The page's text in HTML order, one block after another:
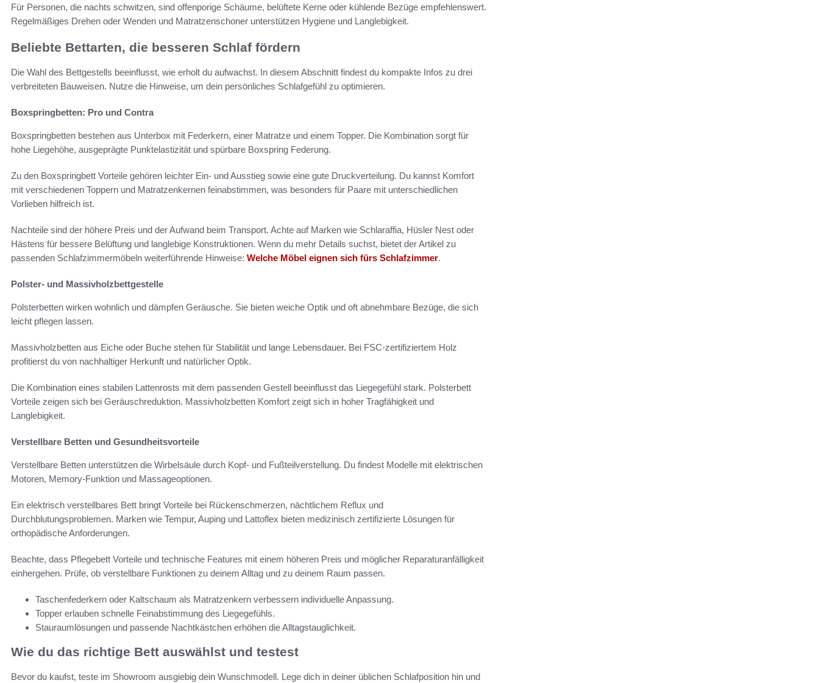
Für Personen, die nachts schwitzen, sind offenporige Schäume, belüftete Kerne oder kühlende Bezüge empfehlenswert.
Regelmäßiges Drehen oder Wenden und Matratzenschoner unterstützen Hygiene und Langlebigkeit.
Beliebte Bettarten, die besseren Schlaf fördern
Die Wahl des Bettgestells beeinflusst, wie erholt du aufwachst. In diesem Abschnitt findest du kompakte Infos zu drei
verbreiteten Bauweisen. Nutze die Hinweise, um dein persönliches Schlafgefühl zu optimieren.
Boxspringbetten: Pro und Contra
Boxspringbetten bestehen aus Unterbox mit Federkern, einer Matratze und einem Topper. Die Kombination sorgt für
hohe Liegehöhe, ausgeprägte Punktelastizität und spürbare Boxspring Federung.
Zu den Boxspringbett Vorteile gehören leichter Ein- und Ausstieg sowie eine gute Druckverteilung. Du kannst Komfort
mit verschiedenen Toppern und Matratzenkernen feinabstimmen, was besonders für Paare mit unterschiedlichen
Vorlieben hilfreich ist.
Nachteile sind der höhere Preis und der Aufwand beim Transport. Achte auf Marken wie Schlaraffia, Hüsler Nest oder
Hästens für bessere Belüftung und langlebige Konstruktionen. Wenn du mehr Details suchst, bietet der Artikel zu
passenden Schlafzimmermöbeln weiterführende Hinweise: Welche Möbel eignen sich fürs Schlafzimmer.
Polster- und Massivholzbettgestelle
Polsterbetten wirken wohnlich und dämpfen Geräusche. Sie bieten weiche Optik und oft abnehmbare Bezüge, die sich
leicht pflegen lassen.
Massivholzbetten aus Eiche oder Buche stehen für Stabilität und lange Lebensdauer. Bei FSC-zertifiziertem Holz
profitierst du von nachhaltiger Herkunft und natürlicher Optik.
Die Kombination eines stabilen Lattenrosts mit dem passenden Gestell beeinflusst das Liegegefühl stark. Polsterbett
Vorteile zeigen sich bei Geräuschreduktion. Massivholzbetten Komfort zeigt sich in hoher Tragfähigkeit und
Langlebigkeit.
Verstellbare Betten und Gesundheitsvorteile
Verstellbare Betten unterstützen die Wirbelsäule durch Kopf- und Fußteilverstellung. Du findest Modelle mit elektrischen
Motoren, Memory-Funktion und Massageoptionen.
Ein elektrisch verstellbares Bett bringt Vorteile bei Rückenschmerzen, nächtlichem Reflux und
Durchblutungsproblemen. Marken wie Tempur, Auping und Lattoflex bieten medizinisch zertifizierte Lösungen für
orthopädische Anforderungen.
Beachte, dass Pflegebett Vorteile und technische Features mit einem höheren Preis und möglicher Reparaturanfälligkeit
einhergehen. Prüfe, ob verstellbare Funktionen zu deinem Alltag und zu deinem Raum passen.
Taschenfederkern oder Kaltschaum als Matratzenkern verbessern individuelle Anpassung.
Topper erlauben schnelle Feinabstimmung des Liegegefühls.
Stauraumlösungen und passende Nachtkästchen erhöhen die Alltagstauglichkeit.
Wie du das richtige Bett auswählst und testest
Bevor du kaufst, teste im Showroom ausgiebig dein Wunschmodell. Lege dich in deiner üblichen Schlafposition hin und